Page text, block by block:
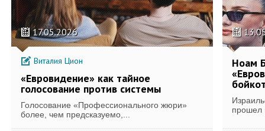
17.05.2026
Виталия Цион
«Евровидение» как тайное
голосование против системы
Голосование «Профессионального жюри»
более, чем предсказуемо,...
Ноам
прошел